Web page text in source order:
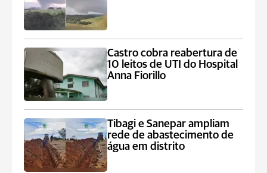
Castro cobra reabertura de
10 leitos de UTI do Hospital
Anna Fiorillo
Tibagi e Sanepar ampliam
rede de abastecimento de
água em distrito